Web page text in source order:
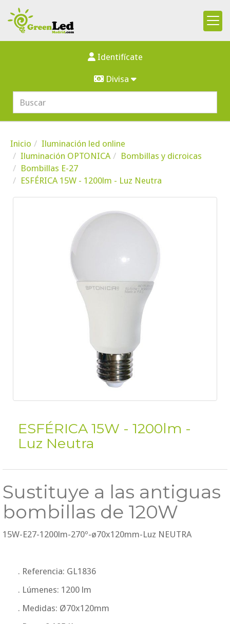
Identifícate
Divisa
Inicio
Iluminación led online
Iluminación OPTONICA
Bombillas y dicroicas
Bombillas E-27
ESFÉRICA 15W - 1200lm - Luz Neutra
ESFÉRICA 15W - 1200lm -
Luz Neutra
Sustituye a las antiguas
bombillas de 120W
15W-E27-1200lm-270º-ø70x120mm-Luz NEUTRA
. Referencia: GL1836
. Lúmenes: 1200 lm
. Medidas: Ø70x120mm